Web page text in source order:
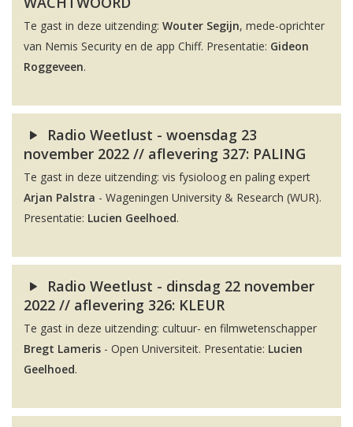
Te gast in deze uitzending: Wouter Segijn, mede-oprichter
van Nemis Security en de app Chiff. Presentatie: Gideon
Roggeveen.
Radio Weetlust - woensdag 23
november 2022 // aflevering 327: PALING
Te gast in deze uitzending: vis fysioloog en paling expert
Arjan Palstra - Wageningen University & Research (WUR).
Presentatie: Lucien Geelhoed.
Radio Weetlust - dinsdag 22 november
2022 // aflevering 326: KLEUR
Te gast in deze uitzending: cultuur- en filmwetenschapper
Bregt Lameris - Open Universiteit. Presentatie: Lucien
Geelhoed.